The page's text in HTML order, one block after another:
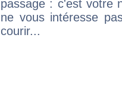
passage : c'est votre
ne vous intéresse
courir...